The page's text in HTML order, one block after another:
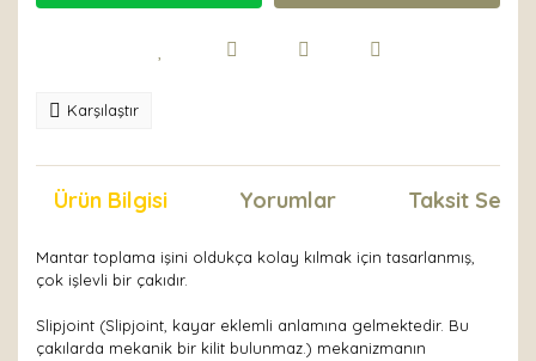
Karşılaştır
Ürün Bilgisi Yorumlar Taksit
Mantar toplama işini oldukça kolay kılmak için tasarlanmış,
çok işlevli bir çakıdır.
Slipjoint (Slipjoint, kayar eklemli anlamına gelmektedir. Bu
çakılarda mekanik bir kilit bulunmaz.) mekanizmanın